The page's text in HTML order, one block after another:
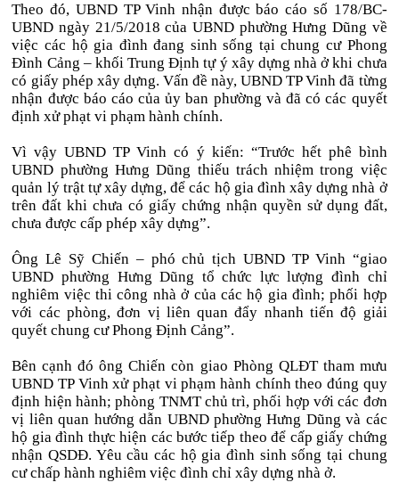
Theo đó, UBND TP Vinh nhận được báo cáo số 178/BC-
UBND ngày 21/5/2018 của UBND phường Hưng Dũng về
việc các hộ gia đình đang sinh sống tại chung cư Phong
Đình Cảng – khối Trung Định tự ý xây dựng nhà ở khi chưa
có giấy phép xây dựng. Vấn đề này, UBND TP Vinh đã từng
nhận được báo cáo của ủy ban phường và đã có các quyết
định xử phạt vi phạm hành chính.
Vì vậy UBND TP Vinh có ý kiến: “Trước hết phê bình
UBND phường Hưng Dũng thiếu trách nhiệm trong việc
quản lý trật tự xây dựng, để các hộ gia đình xây dựng nhà ở
trên đất khi chưa có giấy chứng nhận quyền sử dụng đất,
chưa được cấp phép xây dựng”.
Ông Lê Sỹ Chiến – phó chủ tịch UBND TP Vinh “giao
UBND phường Hưng Dũng tổ chức lực lượng đình chỉ
nghiêm việc thi công nhà ở của các hộ gia đình; phối hợp
với các phòng, đơn vị liên quan đẩy nhanh tiến độ giải
quyết chung cư Phong Định Cảng”.
Bên cạnh đó ông Chiến còn giao Phòng QLĐT tham mưu
UBND TP Vinh xử phạt vi phạm hành chính theo đúng quy
định hiện hành; phòng TNMT chủ trì, phối hợp với các đơn
vị liên quan hướng dẫn UBND phường Hưng Dũng và các
hộ gia đình thực hiện các bước tiếp theo để cấp giấy chứng
nhận QSDĐ. Yêu cầu các hộ gia đình sinh sống tại chung
cư chấp hành nghiêm việc đình chỉ xây dựng nhà ở.